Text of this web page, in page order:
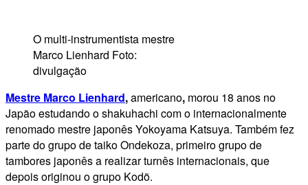
O multi-instrumentista mestre
Marco Lienhard Foto:
divulgação
Mestre Marco Lienhard,americano, morou 18 anos no
Japão estudando o shakuhachi com o internacionalmente
renomado mestre japonês Yokoyama Katsuya. Também fez
parte do grupo de taiko Ondekoza, primeiro grupo de
tambores japonês a realizar turnês internacionais, que
depois originou o grupo Kodõ.